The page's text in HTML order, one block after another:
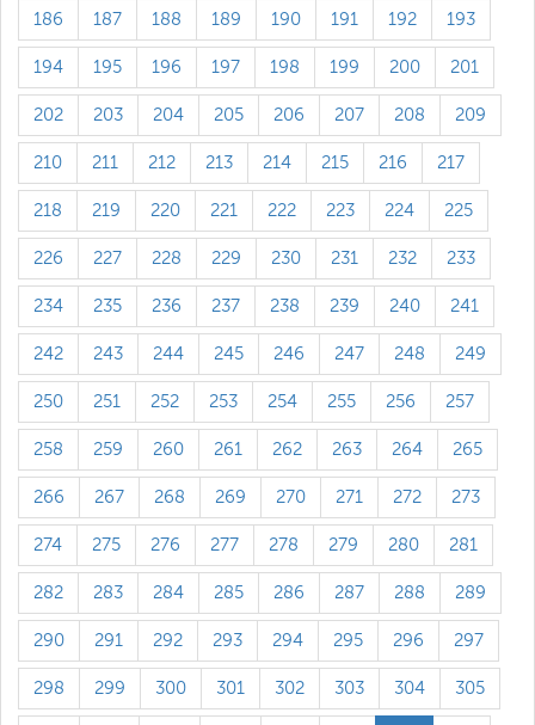
186 187 188 189 190 191 192 193
194 195 196 197 198 199 200 201
202 203 204 205 206 207 208 209
210 211 212 213 214 215 216 217
218 219 220 221 222 223 224 225
226 227 228 229 230 231 232 233
234 235 236 237 238 239 240 241
242 243 244 245 246 247 248 249
250 251 252 253 254 255 256 257
258 259 260 261 262 263 264 265
266 267 268 269 270 271 272 273
274 275 276 277 278 279 280 281
282 283 284 285 286 287 288 289
290 291 292 293 294 295 296 297
298 299 300 301 302 303 304 305